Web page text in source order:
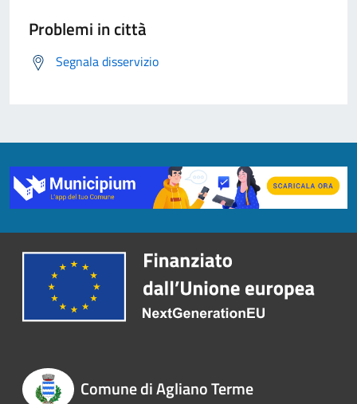
Problemi in città
Segnala disservizio
Comune di Agliano Terme